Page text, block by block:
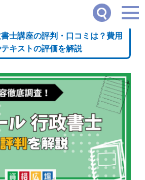
座・教材資料請求 クレアールの行政書士講座の評
士講座の評判・口コミは？費用
キストの評価を解説